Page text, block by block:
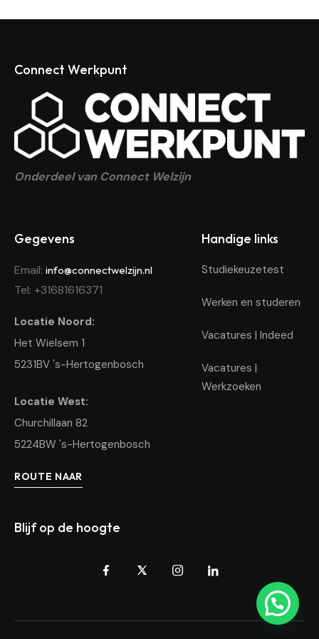
Connect Werkpunt
Connect Werkpunt
Jouw startpunt voor werk, school en stage – Samen
Onderdeel van Connect Welzijn
Gegevens
Email: info@connectwelzijn.nl
Tel: +31681616371
Locatie Noord:
Het Wielsem 1
5231BV 's-Hertogenbosch
Locatie West:
Churchillaan 82
5224BW 's-Hertogenbosch
ROUTE NAAR
Handige links
Studiekeuzetest
Werken en studeren
Vacatures | Indeed
Vacatures |
Werkzoeken
Blijf op de hoogte